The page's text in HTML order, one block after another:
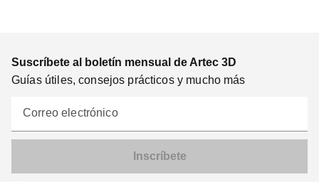
Suscríbete al boletín mensual de Artec 3D
Guías útiles, consejos prácticos y mucho más
Correo electrónico